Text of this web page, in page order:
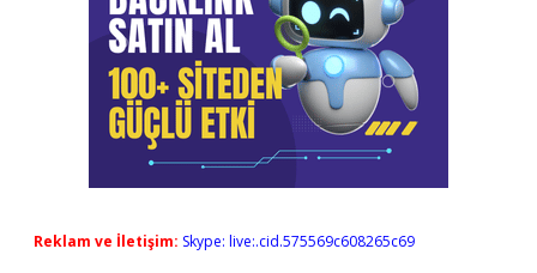
Reklam ve İletişim: Skype: live:.cid.575569c608265c69